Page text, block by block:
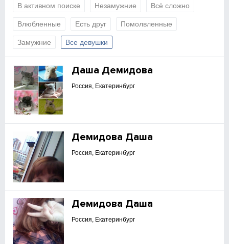
В активном поиске Незамужние Всё сложно
Влюбленные Есть друг Помолвленные
Замужние Все девушки
Даша Демидова
Россия, Екатеринбург
Демидова Даша
Россия, Екатеринбург
Демидова Даша
Россия, Екатеринбург